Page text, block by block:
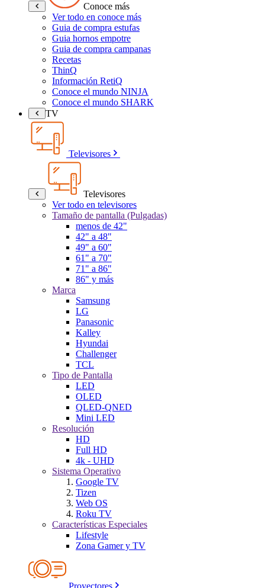
Conoce más
Ver todo en conoce más
Guia de compra estufas
Guia hornos empotre
Guia de compra campanas
Recetas
ThinQ
Información RetiQ
Conoce el mundo NINJA
Conoce el mundo SHARK
TV
Televisores
Televisores
Ver todo en televisores
Tamaño de pantalla (Pulgadas)
menos de 42"
42" a 48"
49" a 60"
61" a 70"
71" a 86"
86" y más
Marca
Samsung
LG
Panasonic
Kalley
Hyundai
Challenger
TCL
Tipo de Pantalla
LED
OLED
QLED-QNED
Mini LED
Resolución
HD
Full HD
4k - UHD
Sistema Operativo
Google TV
Tizen
Web OS
Roku TV
Características Especiales
Lifestyle
Zona Gamer y TV
Proyectores